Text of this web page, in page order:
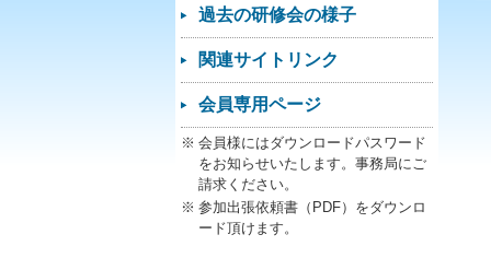
過去の研修会の様子
関連サイトリンク
会員専用ページ
会員様にはダウンロードパスワード
をお知らせいたします。事務局にご
請求ください。
参加出張依頼書（PDF）をダウンロ
ード頂けます。